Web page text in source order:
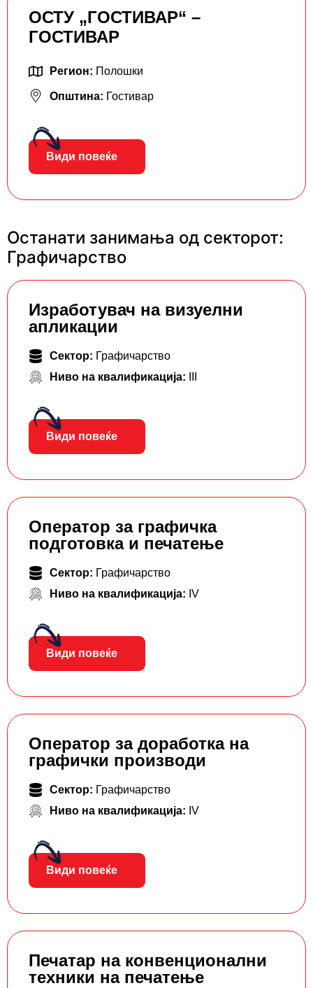
ОСТУ „ГОСТИВАР“ –
ГОСТИВАР
Регион: Полошки
Општина: Гостивар
Види повеќе
Останати занимања од секторот:
Графичарство
Изработувач на визуелни
апликации
Сектор: Графичарство
Ниво на квалификација:
Види повеќе
Оператор за графичка
подготовка и печатење
Сектор: Графичарство
Ниво на квалификација: IV
Види повеќе
Оператор за доработка на
графички производи
Сектор: Графичарство
Ниво на квалификација: IV
Види повеќе
Печатар на конвенционални
техники на печатење